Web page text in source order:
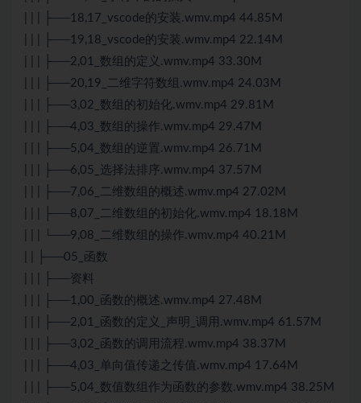
| | | ├──18,17_vscode的安装.wmv.mp4 44.85M
| | | ├──19,18_vscode的安装.wmv.mp4 22.14M
| | | ├──2,01_数组的定义.wmv.mp4 33.30M
| | | ├──20,19_二维字符数组.wmv.mp4 24.03M
| | | ├──3,02_数组的初始化.wmv.mp4 29.81M
| | | ├──4,03_数组的操作.wmv.mp4 29.47M
| | | ├──5,04_数组的逆置.wmv.mp4 26.71M
| | | ├──6,05_选择法排序.wmv.mp4 37.57M
| | | ├──7,06_二维数组的概述.wmv.mp4 27.02M
| | | ├──8,07_二维数组的初始化.wmv.mp4 18.18M
| | | └──9,08_二维数组的操作.wmv.mp4 40.21M
| | ├──05_函数
| | | ├──资料
| | | ├──1,00_函数的概述.wmv.mp4 27.48M
| | | ├──2,01_函数的定义_声明_调用.wmv.mp4 61.57M
| | | ├──3,02_函数的调用流程.wmv.mp4 38.37M
| | | ├──4,03_单向值传递之传值.wmv.mp4 17.64M
| | | ├──5,04_数值数组作为函数的参数.wmv.mp4 38.25M